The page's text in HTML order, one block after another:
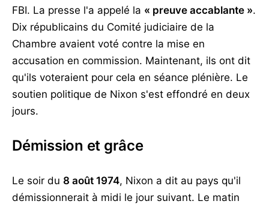
FBI. La presse l'a appelé la « preuve accablante ».
Dix républicains du Comité judiciaire de la
Chambre avaient voté contre la mise en
accusation en commission. Maintenant, ils ont dit
qu'ils voteraient pour cela en séance plénière. Le
soutien politique de Nixon s'est effondré en deux
jours.
Démission et grâce
Le soir du 8 août 1974, Nixon a dit au pays qu'il
démissionnerait à midi le jour suivant. Le matin